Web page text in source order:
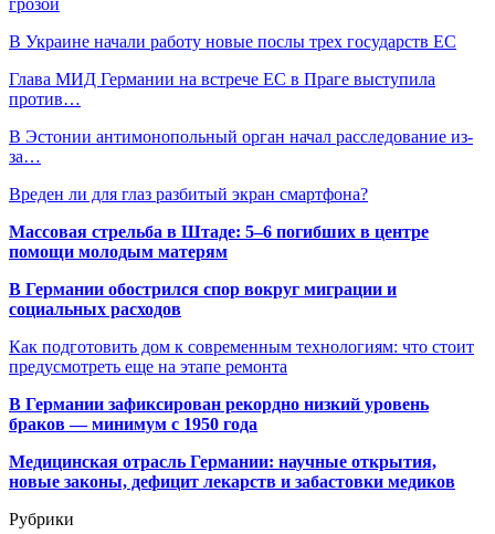
В Украине начали работу новые послы трех государств ЕС
Глава МИД Германии на встрече ЕС в Праге выступила
против…
В Эстонии антимонопольный орган начал расследование из-
за…
Вреден ли для глаз разбитый экран смартфона?
Массовая стрельба в Штаде: 5–6 погибших в центре
помощи молодым матерям
В Германии обострился спор вокруг миграции и
социальных расходов
Как подготовить дом к современным технологиям: что стоит
предусмотреть еще на этапе ремонта
В Германии зафиксирован рекордно низкий уровень
браков — минимум с 1950 года
Медицинская отрасль Германии: научные открытия,
новые законы, дефицит лекарств и забастовки медиков
Рубрики